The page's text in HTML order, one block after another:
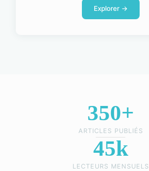
Explorer →
350+
ARTICLES PUBLIÉS
45k
LECTEURS MENSUELS